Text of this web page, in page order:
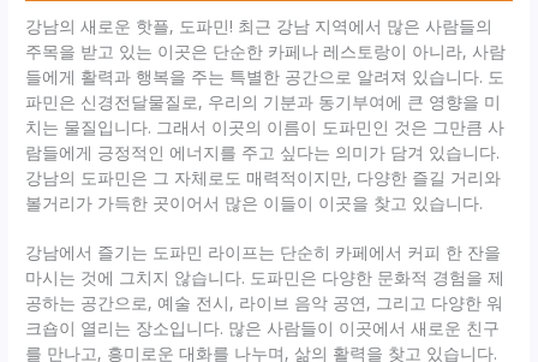
강남의 새로운 핫플, 도파민! 최근 강남 지역에서 많은 사람들의
주목을 받고 있는 이곳은 단순한 카페나 레스토랑이 아니라, 사람
들에게 활력과 행복을 주는 특별한 공간으로 알려져 있습니다. 도
파민은 신경전달물질로, 우리의 기분과 동기부여에 큰 영향을 미
치는 물질입니다. 그래서 이곳의 이름이 도파민인 것은 그만큼 사
람들에게 긍정적인 에너지를 주고 싶다는 의미가 담겨 있습니다.
강남의 도파민은 그 자체로도 매력적이지만, 다양한 즐길 거리와
볼거리가 가득한 곳이어서 많은 이들이 이곳을 찾고 있습니다.
강남에서 즐기는 도파민 라이프는 단순히 카페에서 커피 한 잔을
마시는 것에 그치지 않습니다. 도파민은 다양한 문화적 경험을 제
공하는 공간으로, 예술 전시, 라이브 음악 공연, 그리고 다양한 워
크숍이 열리는 장소입니다. 많은 사람들이 이곳에서 새로운 친구
를 만나고, 흥미로운 대화를 나누며, 삶의 활력을 찾고 있습니다.